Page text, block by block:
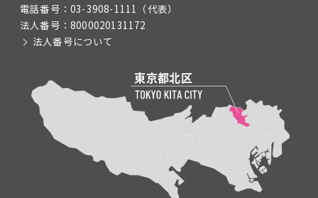
電話番号： 03-3908-1111 （代表）
法人番号： 8000020131172
法人番号について